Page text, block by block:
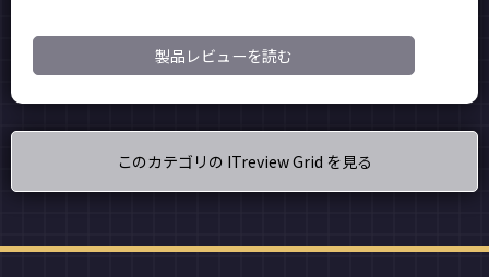
製品レビューを読む
このカテゴリの ITreview Grid を見る